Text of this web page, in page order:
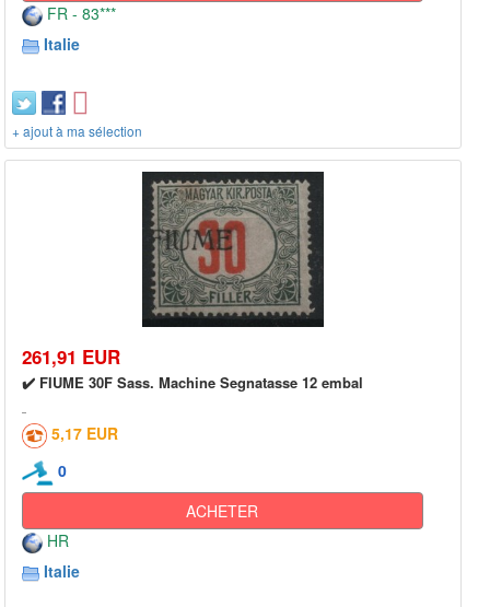
FR - 83***
Italie
+ ajout à ma sélection
261,91 EUR
✔️ FIUME 30F Sass. Machine Segnatasse 12 embal
5,17 EUR
0
ACHETER
HR
Italie